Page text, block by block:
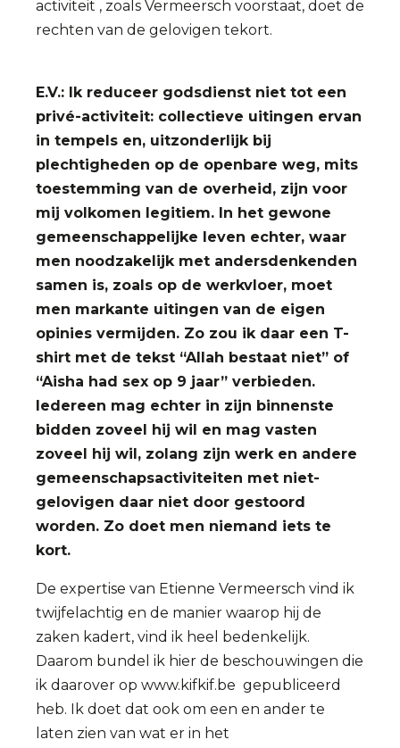
activiteit , zoals Vermeersch voorstaat, doet de
rechten van de gelovigen tekort.
E.V.: Ik reduceer godsdienst niet tot een
privé-activiteit: collectieve uitingen ervan
in tempels en, uitzonderlijk bij
plechtigheden op de openbare weg, mits
toestemming van de overheid, zijn voor
mij volkomen legitiem. In het gewone
gemeenschappelijke leven echter, waar
men noodzakelijk met andersdenkenden
samen is, zoals op de werkvloer, moet
men markante uitingen van de eigen
opinies vermijden. Zo zou ik daar een T-
shirt met de tekst “Allah bestaat niet” of
“Aisha had sex op 9 jaar” verbieden.
Iedereen mag echter in zijn binnenste
bidden zoveel hij wil en mag vasten
zoveel hij wil, zolang zijn werk en andere
gemeenschapsactiviteiten met niet-
gelovigen daar niet door gestoord
worden. Zo doet men niemand iets te
kort.
De expertise van Etienne Vermeersch vind ik
twijfelachtig en de manier waarop hij de
zaken kadert, vind ik heel bedenkelijk.
Daarom bundel ik hier de beschouwingen die
ik daarover op www.kifkif.be gepubliceerd
heb. Ik doet dat ook om een en ander te
laten zien van wat er in het